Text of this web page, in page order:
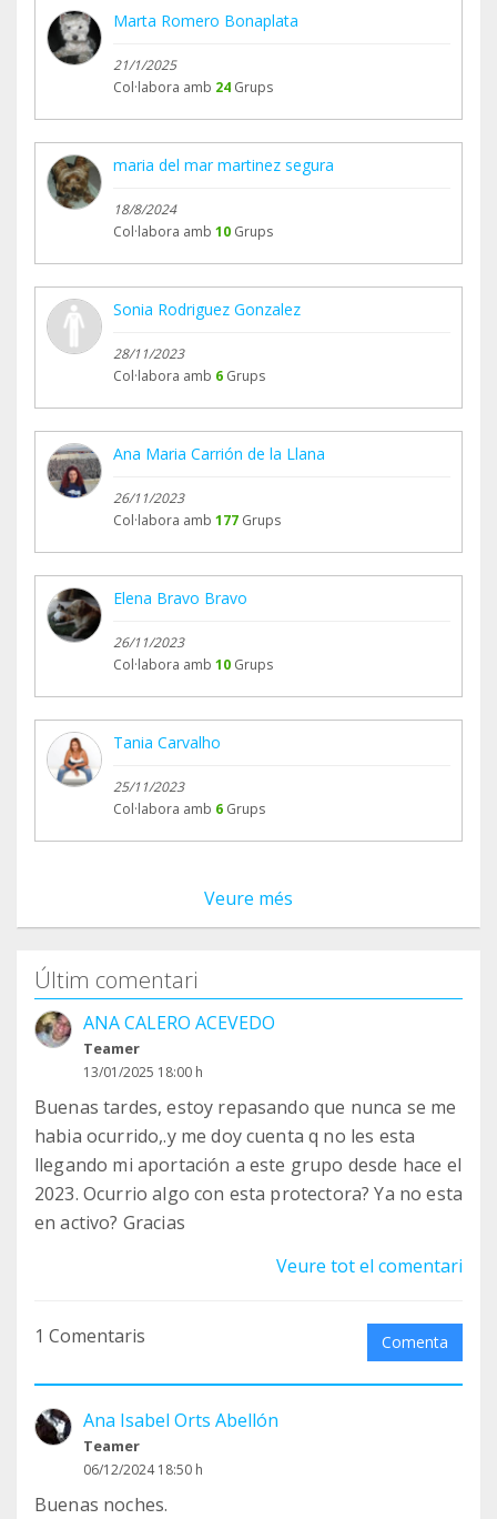
set=a.10206803565041488.1073742055.164664144
7&type=3
set=a.10206826403132426.1073742056.164664144
7&type=3
Marta Romero Bonaplata
21/1/2025
Col·labora amb 24 Grups
maria del mar martinez segura
18/8/2024
Col·labora amb 10 Grups
Sonia Rodriguez Gonzalez
28/11/2023
Col·labora amb 6 Grups
Ana Maria Carrión de la Llana
26/11/2023
Col·labora amb 177 Grups
Elena Bravo Bravo
26/11/2023
Col·labora amb 10 Grups
Tania Carvalho
25/11/2023
Col·labora amb 6 Grups
Veure més
Últim comentari
ANA CALERO ACEVEDO
Teamer
13/01/2025 18:00 h
Buenas tardes, estoy repasando que nunca se me
habia ocurrido,.y me doy cuenta q no les esta
llegando mi aportación a este grupo desde hace el
2023. Ocurrio algo con esta protectora? Ya no esta
en activo? Gracias
Veure tot el comentari
1 Comentaris Comenta
Ana Isabel Orts Abellón
Teamer
06/12/2024 18:50 h
Buenas noches.